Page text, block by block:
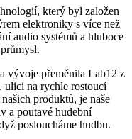
který byl založen
elektroniky s více než
audio systémů a hluboce
vývoje přeměnila Lab12 z
ulici na rychle rostoucí
produktů, je naše
a poutavé hudební
posloucháme hudbu.